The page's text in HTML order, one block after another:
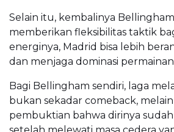
Selain itu, kembalinya
memberikan fleksibilitas taktik
energinya, Madrid bisa lebih
dan menjaga dominasi
Bagi Bellingham sendiri, laga
bukan sekadar comeback,
pembuktian bahwa dirinya sudah